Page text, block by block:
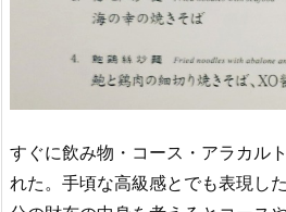
すぐに飲み物・コース・アラカル
れた。手頃な高級感とでも表現し